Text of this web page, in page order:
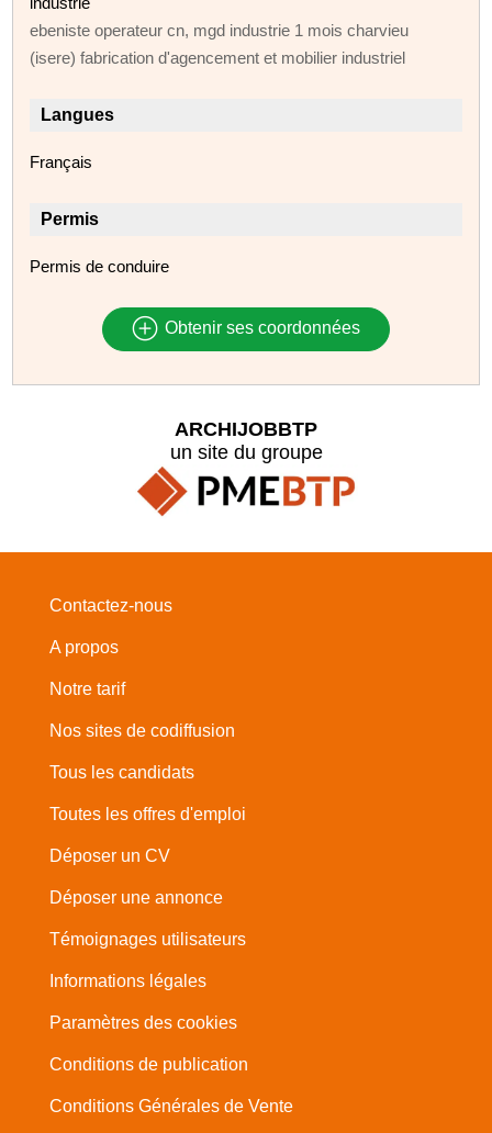
ebeniste operateur cn, mgd industrie 1 mois charvieu
(isere) fabrication d'agencement et mobilier industriel
Langues
Français
Permis
Permis de conduire
Obtenir ses coordonnées
ARCHIJOBBTP
un site du groupe
Contactez-nous
A propos
Notre tarif
Nos sites de codiffusion
Tous les candidats
Toutes les offres d'emploi
Déposer un CV
Déposer une annonce
Témoignages utilisateurs
Informations légales
Paramètres des cookies
Conditions de publication
Conditions Générales de Vente